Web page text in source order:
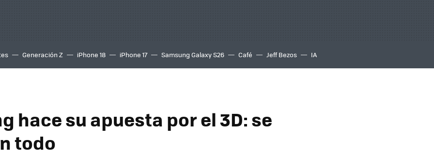
Generación Z iPhone 18 iPhone 17 Samsung Galaxy S26 Café Jeff Bezos IA
hace su apuesta por el 3D: se
todo